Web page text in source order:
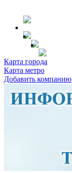
Карта города
Карта метро
Добавить компанию